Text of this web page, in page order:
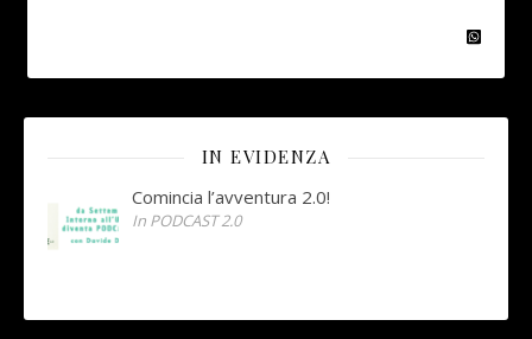
IN EVIDENZA
Comincia l’avventura 2.0!
In PODCAST 2.0